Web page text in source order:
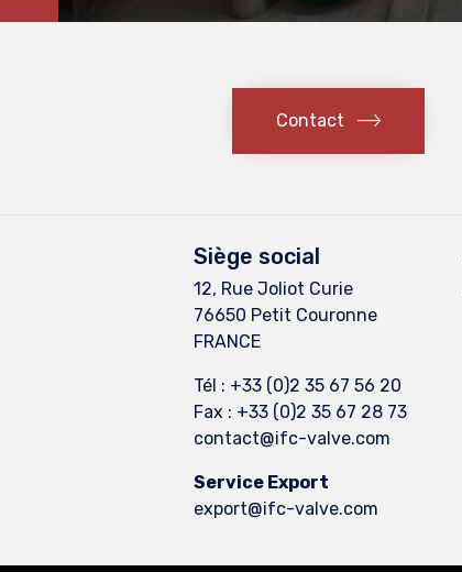
Contact
Siège social
12, Rue Joliot Curie
76650 Petit Couronne
FRANCE
Tél : +33 (0)2 35 67 56 20
Fax : +33 (0)2 35 67 28 73
contact@ifc-valve.com
Service Export
export@ifc-valve.com